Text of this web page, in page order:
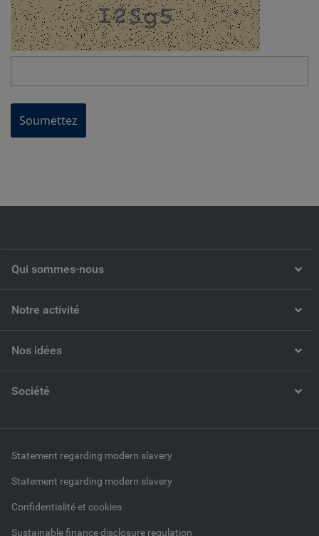
Soumettez
Qui sommes-nous
Notre activité
Nos idées
Société
Statement regarding modern slavery
Statement regarding modern slavery
Confidentialité et cookies
Sustainable finance disclosure regulation